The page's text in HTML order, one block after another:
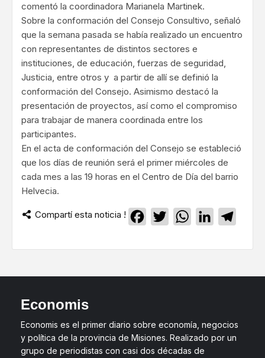
comentó la coordinadora Marianela Martinek.
Sobre la conformación del Consejo Consultivo, señaló
que la semana pasada se había realizado un encuentro
con representantes de distintos sectores e
instituciones, de educación, fuerzas de seguridad,
Justicia, entre otros y a partir de allí se definió la
conformación del Consejo. Asimismo destacó la
presentación de proyectos, así como el compromiso
para trabajar de manera coordinada entre los
participantes.
En el acta de conformación del Consejo se estableció
que los días de reunión será el primer miércoles de
cada mes a las 19 horas en el Centro de Día del barrio
Helvecia.
Compartí esta noticia ! Facebook
TwitterWhatsApp
LinkedIn
Economis
Economis es el primer diario sobre economía, negocios
y política de la provincia de Misiones. Realizado por un
grupo de periodistas con casi dos décadas de